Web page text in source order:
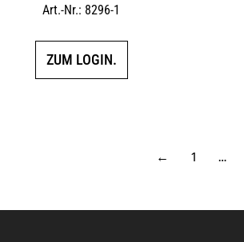
Art.-Nr.: 8296-1
ZUM LOGIN.
← 1 …